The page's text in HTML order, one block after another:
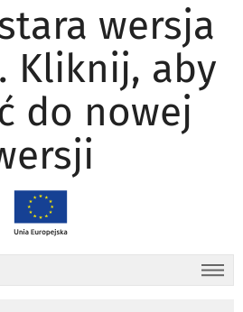
wersja
Kliknij, aby
do nowej